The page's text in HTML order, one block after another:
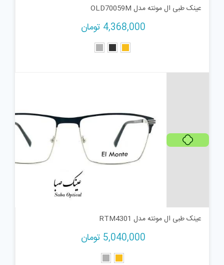
عینک طبی ال مونته مدل OLD70059M
4,368,000 تومان
پرداخت اقساطی
عینک طبی ال مونته مدل RTM4301
5,040,000 تومان